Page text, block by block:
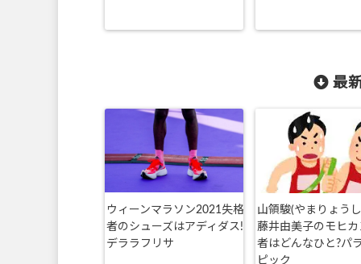
最
ウィーンマラソン2021失格
者のシューズはアディダス!
デララフリサ
山領駿(やまりょう
藤井由美子のモヒ
者はどんなひと?パ
ピック